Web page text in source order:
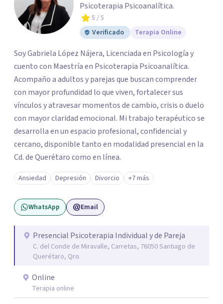
Psicoterapia Psicoanalítica.
5 / 5
Verificado
Terapia Online
Soy Gabriela López Nájera, Licenciada en Psicología y
cuento con Maestría en Psicoterapia Psicoanalítica.
Acompaño a adultos y parejas que buscan comprender
con mayor profundidad lo que viven, fortalecer sus
vínculos y atravesar momentos de cambio, crisis o duelo
con mayor claridad emocional. Mi trabajo terapéutico se
desarrolla en un espacio profesional, confidencial y
cercano, disponible tanto en modalidad presencial en la
Cd. de Querétaro como en línea.
Ansiedad Depresión Divorcio +7 más
WhatsApp Email
Presencial Psicoterapia Individual y de Pareja
C. del Conde de Miravalle, Carretas, 76050 Santiago de
Querétaro, Qro.
Online
Terapia online